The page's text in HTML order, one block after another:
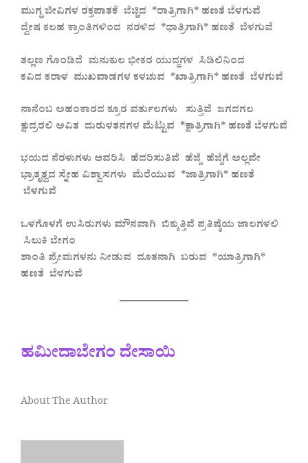
ಮುಗ್ಧ ಜೀವಿಗಳ ರಕ್ತಪಾತಕೆ ಬೆಚ್ಚಿದ *ರಾತ್ರಿಗಾಗಿ* ಹಣತೆ ಬೆಳಗುವೆ
ದ್ವೇಷ ಕಲಹ ಕ್ರಾಂತಿಗಳಿಂದ ನರಳಿದ *ಧಾತ್ರಿಗಾಗಿ* ಹಣತೆ ಬೆಳಗುವೆ
ತಲ್ಲಣ ಗೊಂಡಿದೆ ಮನುಕುಲ ಭೀಕರ ಯುದ್ಧಗಳ ಸಿಡಿಲಿನಿಂದ
ಕವಿದ ಕರಾಳ ಮುಖವಾಡಗಳ ಕಳಚುವ *ಖಾತ್ರಿಗಾಗಿ* ಹಣತೆ ಬೆಳಗುವೆ
ನಾನೆಂಬ ಅಹಂಕಾರದ ಕ್ರೂರ ವರ್ತುಲಗಳು ಸುತ್ತಿವೆ ಜಗದಗಲ
ಕ್ಷುದ್ರರಲಿ ಅವಿತ ದುರುಳತನಗಳ ಮೆಟ್ಟುವ *ಕ್ಷಾತ್ರಿಗಾಗಿ* ಹಣತೆ ಬೆಳಗುವೆ
ಭಯದ ನೆರಳುಗಳು ಆವರಿಸಿ ಹೆದರಿಸುತಿವೆ ಹೆಜ್ಜೆ ಹೆಜ್ಜೆಗೆ ಅಲ್ಲವೇ
ಭ್ರಾತೃತ್ವದ ಸ್ನೇಹ ವಿಶ್ವಾಸಗಳು ಮೆರೆಯುವ *ಜಾತ್ರಿಗಾಗಿ* ಹಣತೆ
ಬೆಳಗುವೆ
ಒಳಗೊಳಗೆ ಉಸಿರುಗಳು ಮೌನವಾಗಿ ಬಿಕ್ಕುತ್ತಿವೆ ಪ್ರತಿಷ್ಠೆಯ ಜಾಲಗಳಲಿ
ಸಿಲುಕಿ ಬೇಗಂ
ಶಾಂತಿ ಪ್ರೇಮಗಳನು ನೀಡುವ ದೂತನಾಗಿ ಬರುವ *ಯಾತ್ರಿಗಾಗಿ*
ಹಣತೆ ಬೆಳಗುವೆ
ಹಮೀದಾಬೇಗಂ ದೇಸಾಯಿ
About The Author